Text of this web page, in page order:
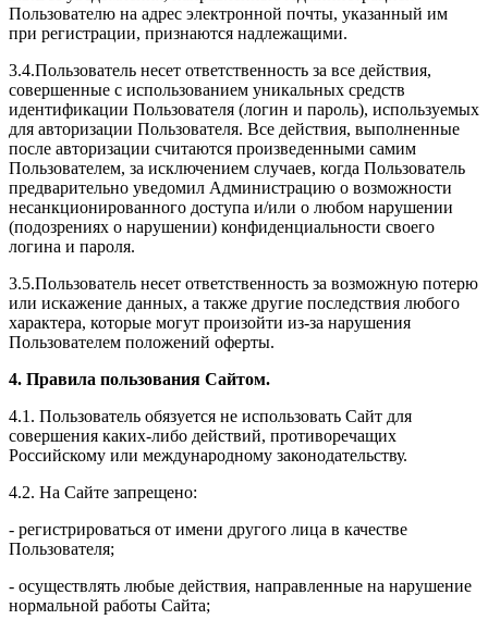
Пользователю на адрес электронной почты, указанный им
при регистрации, признаются надлежащими.
3.4.Пользователь несет ответственность за все действия,
совершенные с использованием уникальных средств
идентификации Пользователя (логин и пароль), используемых
для авторизации Пользователя. Все действия, выполненные
после авторизации считаются произведенными самим
Пользователем, за исключением случаев, когда Пользователь
предварительно уведомил Администрацию о возможности
несанкционированного доступа и/или о любом нарушении
(подозрениях о нарушении) конфиденциальности своего
логина и пароля.
3.5.Пользователь несет ответственность за возможную потерю
или искажение данных, а также другие последствия любого
характера, которые могут произойти из-за нарушения
Пользователем положений оферты.
4. Правила пользования Сайтом.
4.1. Пользователь обязуется не использовать Сайт для
совершения каких-либо действий, противоречащих
Российскому или международному законодательству.
4.2. На Сайте запрещено:
- регистрироваться от имени другого лица в качестве
Пользователя;
- осуществлять любые действия, направленные на нарушение
нормальной работы Сайта;